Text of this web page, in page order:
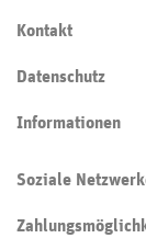
Kontakt
Datenschutz
Informationen
Soziale